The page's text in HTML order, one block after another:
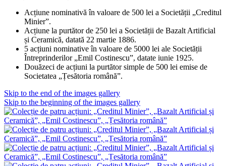
Acțiune nominativă în valoare de 500 lei a Societății „Creditul
Minier”.
Acțiune la purtător de 250 lei a Societății de Bazalt Artificial
și Ceramică, datată 22 martie 1886.
5 acțiuni nominative în valoare de 5000 lei ale Societății
Întreprinderilor „Emil Costinescu”, datate iunie 1925.
Douăzeci de acțiuni la purtător simple de 500 lei emise de
Societatea „Țesătoria română”.
Skip to the end of the images gallery
Skip to the beginning of the images gallery